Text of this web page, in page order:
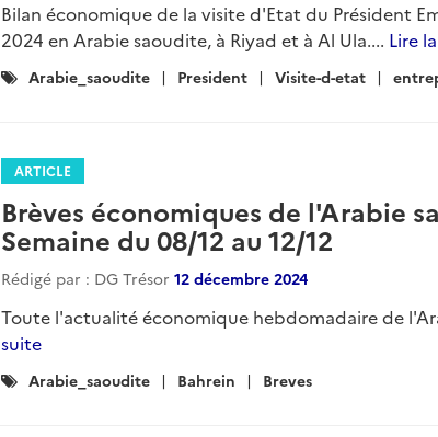
Bilan économique de la visite d'Etat du Président
2024 en Arabie saoudite, à Riyad et à Al Ula.... Lire
Catégories
Arabie_saoudite President Visite-d-etat
ARTICLE
Brèves économiques de l'Arabie
Semaine du 08/12 au 12/12
Rédigé par : DG Trésor 12 décembre 2024
Toute l'actualité économique hebdomadaire de
suite
Catégories
Arabie_saoudite Bahrein Breves